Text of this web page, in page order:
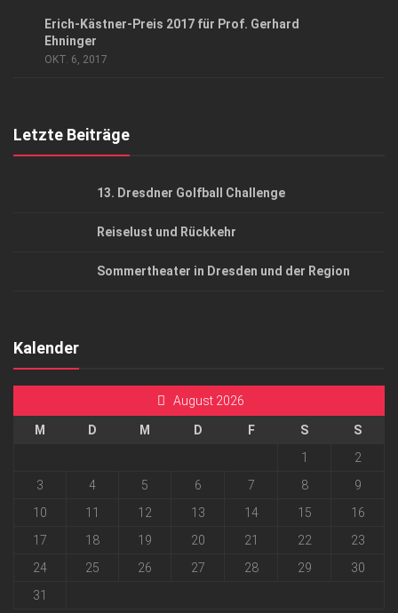
Erich-Kästner-Preis 2017 für Prof. Gerhard
Ehninger
OKT. 6, 2017
Letzte Beiträge
13. Dresdner Golfball Challenge
Reiselust und Rückkehr
Sommertheater in Dresden und der Region
Kalender
August 2026
M D M D F S
S
1
2
3
4 5 6 7 8
9
10
11 12 13 14 15
16
17
18 19 20 21 22
23
24
25 26 27 28 29
30
31